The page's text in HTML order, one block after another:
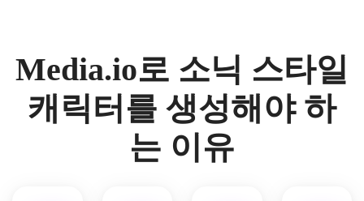
색/빨
간 포
인트,
속도
감을
깨끗
한 구
장난
스럽
세요.
텔 배
경,
사랑
스럽
고 건
으로
프로
필 아
이콘
에 최
노트
를 포
함합
니다.
펑크
스피
드 캐
릭터
를 생
를 그
려 보
세요.
애니
메·카
툰 스
타일
만들
어보
세요.
과감
한 프
로필
아이
콘을
Media.io로 소닉 스타일
캐릭터를 생성해야 하
는 이유